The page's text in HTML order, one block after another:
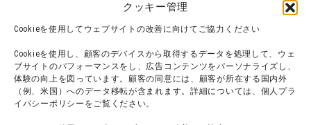
クッキー管理
Cookieを使用してウェブサイトの改善に向けてご協力ください
Cookieを使用し、顧客のデバイスから取得するデータを処理して、ウェ
ブサイトのパフォーマンスをし、広告コンテンツをパーソナライズし、
体験の向上を図っています。顧客の同意には、顧客が所在する国内外
（例、米国）へのデータ移転が含まれます。詳細については、個人プラ
イバシーポリシーをご覧ください。
団体利用について メディア掲載実績